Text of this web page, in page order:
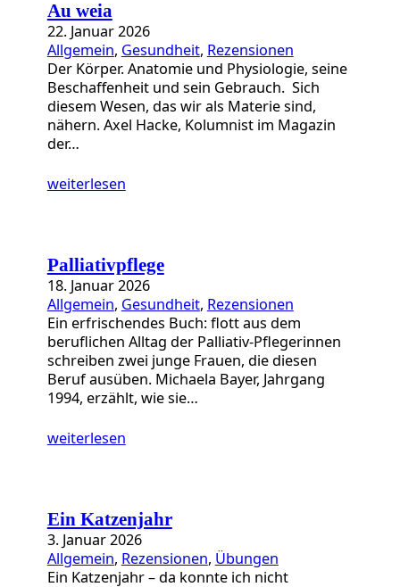
Au weia
22. Januar 2026
Allgemein, Gesundheit, Rezensionen
Der Körper. Anatomie und Physiologie, seine
Beschaffenheit und sein Gebrauch. Sich
diesem Wesen, das wir als Materie sind,
nähern. Axel Hacke, Kolumnist im Magazin
der…
weiterlesen
Palliativpflege
18. Januar 2026
Allgemein, Gesundheit, Rezensionen
Ein erfrischendes Buch: flott aus dem
beruflichen Alltag der Palliativ-Pflegerinnen
schreiben zwei junge Frauen, die diesen
Beruf ausüben. Michaela Bayer, Jahrgang
1994, erzählt, wie sie…
weiterlesen
Ein Katzenjahr
3. Januar 2026
Allgemein, Rezensionen, Übungen
Ein Katzenjahr – da konnte ich nicht